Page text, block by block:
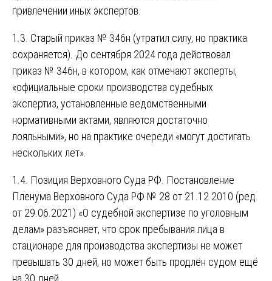
привлечении иных экспертов.
1.3. Старый приказ № 346н (утратил силу, но практика
сохраняется). До сентября 2024 года действовал
приказ № 346н, в котором, как отмечают эксперты,
«официальные сроки производства судебных
экспертиз, установленные ведомственными
нормативными актами, являются достаточно
лояльными», но на практике очереди «могут достигать
нескольких лет».
1.4. Позиция Верховного Суда РФ. Постановление
Пленума Верховного Суда РФ № 28 от 21.12.2010 (ред.
от 29.06.2021) «О судебной экспертизе по уголовным
делам» разъясняет, что срок пребывания лица в
стационаре для производства экспертизы не может
превышать 30 дней, но может быть продлён судом ещё
на 30 дней.